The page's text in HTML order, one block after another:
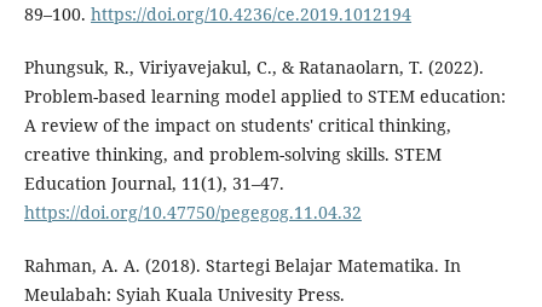
89–100. https://doi.org/10.4236/ce.2019.1012194
Phungsuk, R., Viriyavejakul, C., & Ratanaolarn, T. (2022).
Problem-based learning model applied to STEM education:
A review of the impact on students' critical thinking,
creative thinking, and problem-solving skills. STEM
Education Journal, 11(1), 31–47.
https://doi.org/10.47750/pegegog.11.04.32
Rahman, A. A. (2018). Startegi Belajar Matematika. In
Meulabah: Syiah Kuala Univesity Press.